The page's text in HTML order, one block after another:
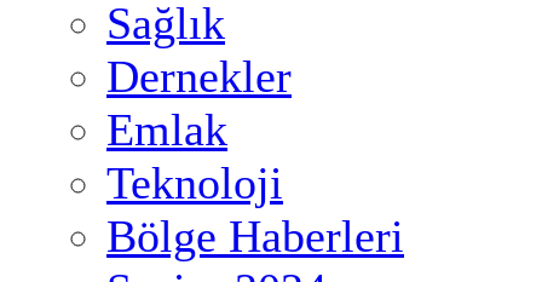
Sağlık
Dernekler
Emlak
Teknoloji
Bölge Haberleri